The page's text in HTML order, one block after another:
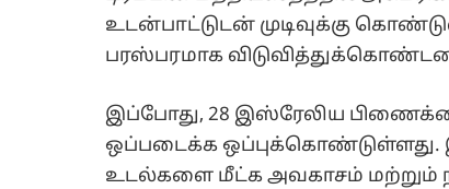
உடன்பாட்டுடன் முடிவுக்கு
பரஸ்பரமாக
இப்போது, 28 இஸ்ரேலிய
ஒப்படைக்க ஒப்புக்கொண்டுள்ளது.
உடல்களை மீட்க அவகாசம்